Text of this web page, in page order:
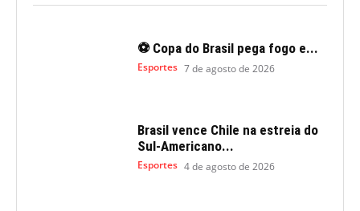
⚽ Copa do Brasil pega fogo e...
Esportes 7 de agosto de 2026
Brasil vence Chile na estreia do
Sul-Americano...
Esportes 4 de agosto de 2026